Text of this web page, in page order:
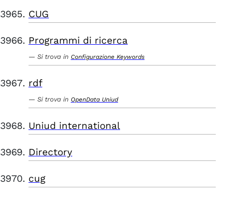
CUG
Programmi di ricerca
Si trova in Configurazione Keywords
rdf
Si trova in OpenData Uniud
Uniud international
Directory
cug